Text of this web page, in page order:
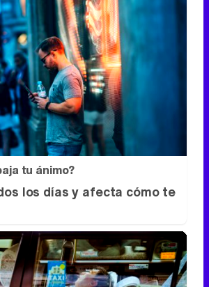
tu ánimo?
los días y afecta cómo te